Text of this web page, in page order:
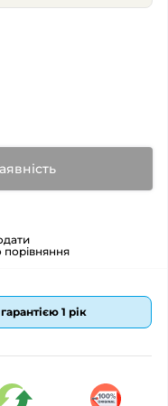
порівняння
1 рік